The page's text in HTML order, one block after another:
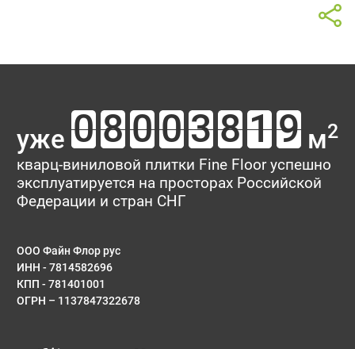
Тип укладки
Отзывы о товаре Дуб Эно
делитесь опытом!
Рейтинг:
Имя*
E-mail
уже м2
кварц-виниловой плитки Fine Floor успешно
эксплуатируется на просторах Российской
Федерации и стран СНГ
ООО Файн Флор рус
ИНН - 7814582696
КПП - 781401001
ОГРН – 1137847322678